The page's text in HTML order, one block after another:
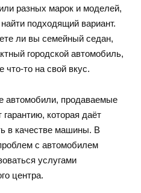
разных марок и моделей,
подходящий вариант.
ли вы семейный седан,
городской автомобиль,
что-то на свой вкус.
автомобили, продаваемые
которая даёт
в качестве машины. В
с автомобилем
услугами
центра.